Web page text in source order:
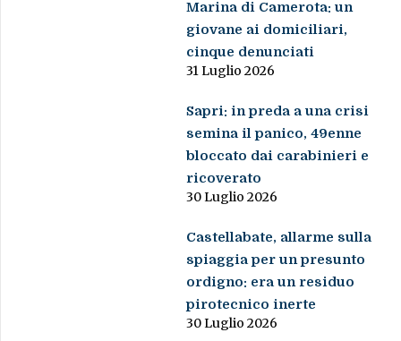
Marina di Camerota: un
giovane ai domiciliari,
cinque denunciati
31 Luglio 2026
Sapri: in preda a una crisi
semina il panico, 49enne
bloccato dai carabinieri e
ricoverato
30 Luglio 2026
Castellabate, allarme sulla
spiaggia per un presunto
ordigno: era un residuo
pirotecnico inerte
30 Luglio 2026